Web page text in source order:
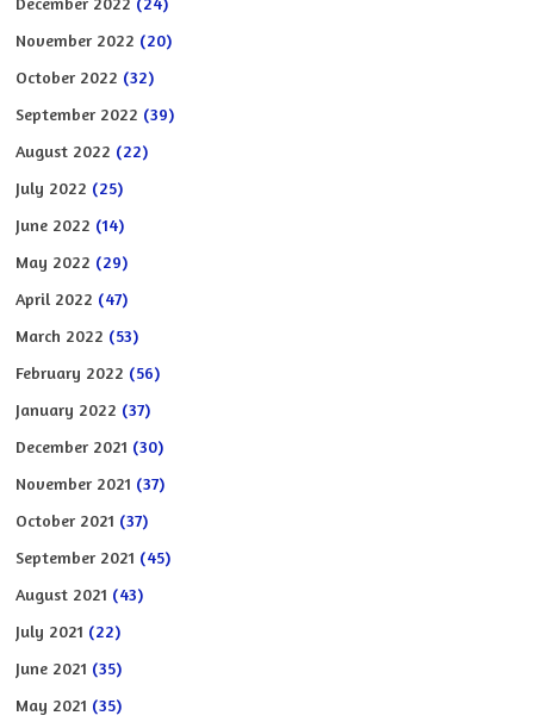
November 2022 (20)
October 2022 (32)
September 2022 (39)
August 2022 (22)
July 2022 (25)
June 2022 (14)
May 2022 (29)
April 2022 (47)
March 2022 (53)
February 2022 (56)
January 2022 (37)
December 2021 (30)
November 2021 (37)
October 2021 (37)
September 2021 (45)
August 2021 (43)
July 2021 (22)
June 2021 (35)
May 2021 (35)